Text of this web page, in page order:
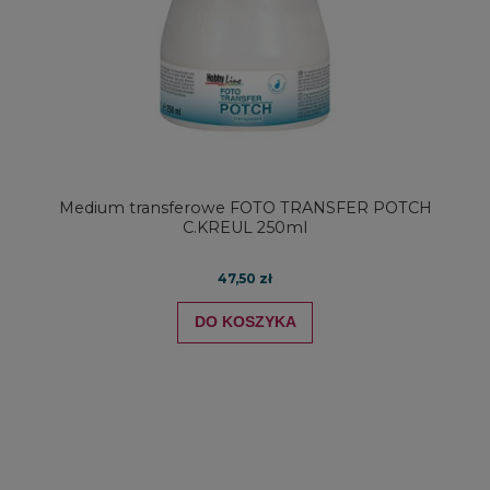
Medium transferowe FOTO TRANSFER POTCH
C.KREUL 250ml
47,50 zł
DO KOSZYKA